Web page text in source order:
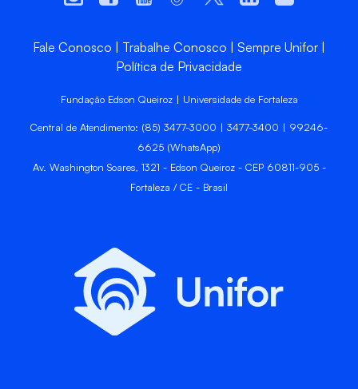
Fale Conosco Trabalhe Conosco
Sempre Unifor
Política de Privacidade
Fundação Edson Queiroz | Universidade de Fortaleza
Central de Atendimento: (85) 3477-3000 | 3477-3400 | 99246-
6625 (WhatsApp)
Av. Washington Soares, 1321 - Edson Queiroz - CEP 60811-905 -
Fortaleza / CE - Brasil